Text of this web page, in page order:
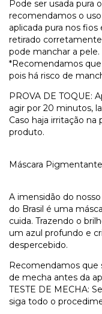
Pode ser usada pura
recomendamos o
aplicada pura nos
retirado
pode manchar a pele.
*Recomendamos
pois há risco de
PROVA DE TOQUE:
agir por 20 minutos,
Caso haja irritação
produto.
Máscara
A imensidão do
do Brasil é uma
cuida. Trazendo o
um azul profundo e
despercebido.
Recomendamos que
de mecha antes da
TESTE DE MECHA:
siga todo o